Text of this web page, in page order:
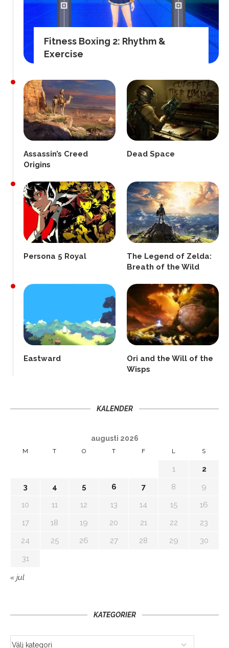
Fitness Boxing 2: Rhythm &
Exercise
Assassin’s Creed
Origins
Dead Space
Persona 5 Royal
The Legend of Zelda:
Breath of the Wild
Eastward
Ori and the Will of the
Wisps
KALENDER
augusti 2026
M T O T F L S
1
2
3
4 5 6 7 8
9
10
11 12 13 14 15
16
17
18 19 20 21 22
23
24
25 26 27 28 29
30
31
« jul
KATEGORIER